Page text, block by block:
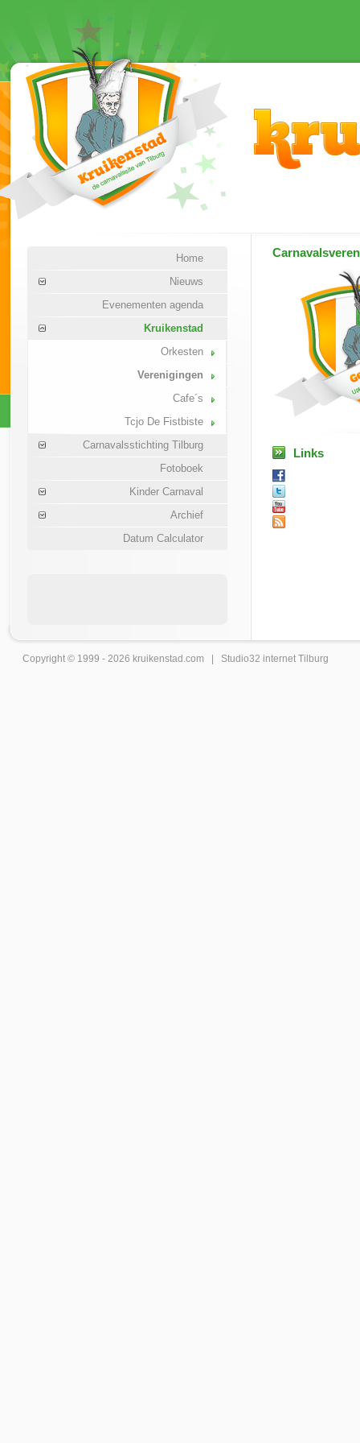
Home
Nieuws
Evenementen agenda
Kruikenstad
Orkesten
Verenigingen
Cafe´s
Tcjo De Fistbiste
Carnavalsstichting Tilburg
Fotoboek
Kinder Carnaval
Archief
Datum Calculator
Links
Copyright © 1999 - 2026 kruikenstad .com | Studio32 internet Tilburg